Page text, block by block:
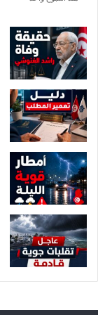
ق
ي
م
ع
ع
ي
م
ا
ل
س
ل
ي
ي